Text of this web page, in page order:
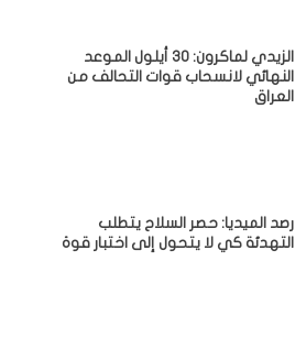
الزيدي لماكرون: 30 أيلول الموعد
النهائي لانسحاب قوات التحالف من
العراق
رصد الميديا: حصر السلاح يتطلب
التهدئة كي لا يتحول إلى اختبار قوة